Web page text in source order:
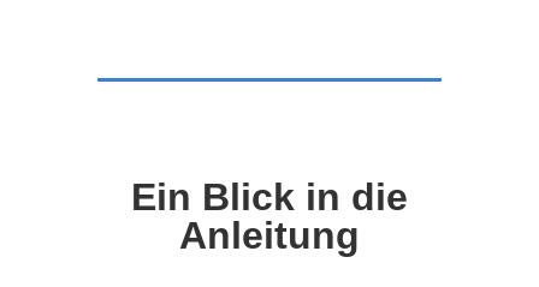
Ein Blick in die
Anleitung